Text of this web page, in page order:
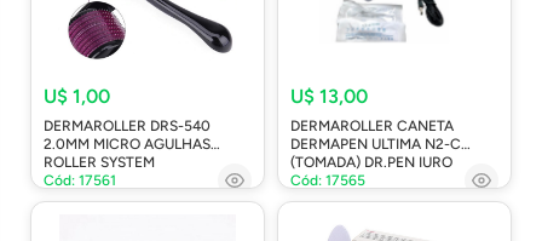
U$ 1,00
DERMAROLLER DRS-540
2.0MM MICRO AGULHAS
ROLLER SYSTEM
Cód: 17561
U$ 13,00
DERMAROLLER CANETA
DERMAPEN ULTIMA N2-C
(TOMADA) DR.PEN IURO
Cód: 17565